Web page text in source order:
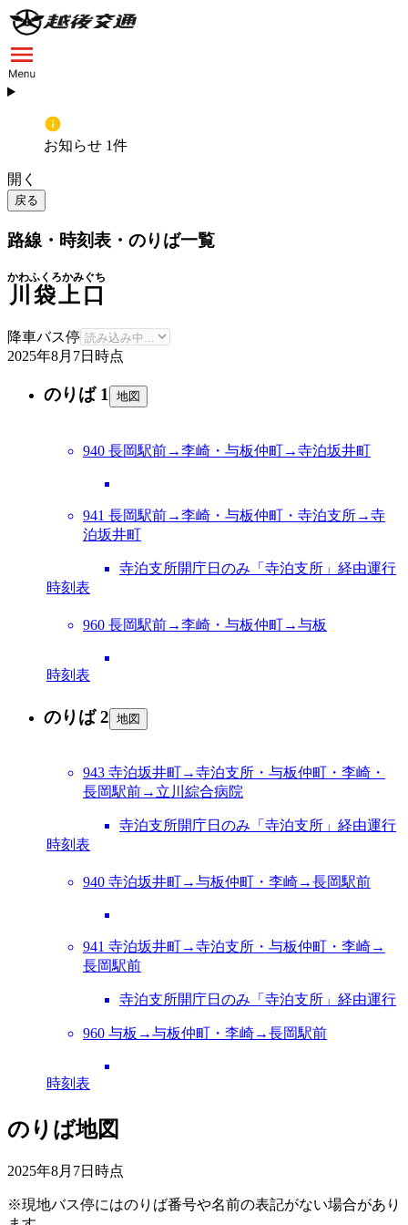
お知らせ 1件
開く
戻る
路線・時刻表・のりば一覧
川袋上口
かわふくろかみぐち
降車バス停
2025年8月7日 時点
のりば 1 地図
940 長岡駅前→李崎・与板仲町→寺泊坂井町
941 長岡駅前→李崎・与板仲町・寺泊支所→寺
泊坂井町
寺泊支所開庁日のみ「寺泊支所」経由運行
時刻表
960 長岡駅前→李崎・与板仲町→与板
時刻表
のりば 2 地図
943 寺泊坂井町→寺泊支所・与板仲町・李崎・
長岡駅前→立川綜合病院
寺泊支所開庁日のみ「寺泊支所」経由運行
時刻表
940 寺泊坂井町→与板仲町・李崎→長岡駅前
941 寺泊坂井町→寺泊支所・与板仲町・李崎→
長岡駅前
寺泊支所開庁日のみ「寺泊支所」経由運行
960 与板→与板仲町・李崎→長岡駅前
時刻表
のりば地図
2025年8月7日 時点
※現地バス停にはのりば番号や名前の表記がない場合があり